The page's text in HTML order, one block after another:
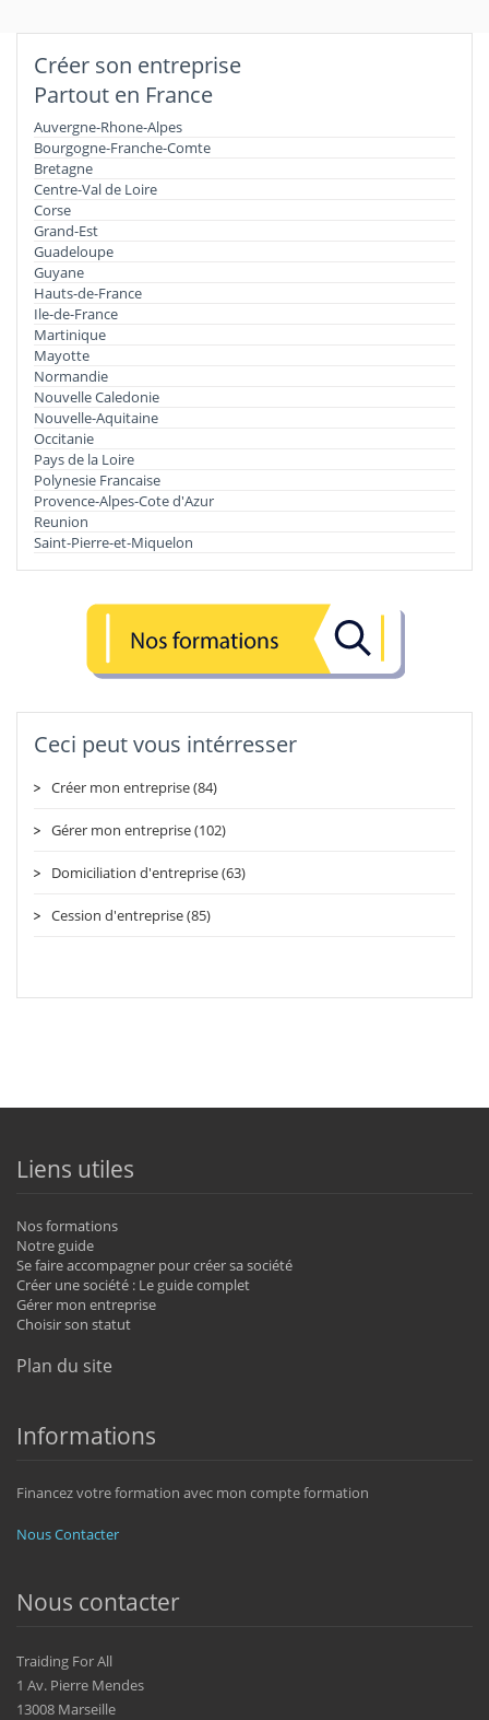
Créer son entreprise
Partout en France
Auvergne-Rhone-Alpes
Bourgogne-Franche-Comte
Bretagne
Centre-Val de Loire
Corse
Grand-Est
Guadeloupe
Guyane
Hauts-de-France
Ile-de-France
Martinique
Mayotte
Normandie
Nouvelle Caledonie
Nouvelle-Aquitaine
Occitanie
Pays de la Loire
Polynesie Francaise
Provence-Alpes-Cote d'Azur
Reunion
Saint-Pierre-et-Miquelon
Ceci peut vous intérresser
Créer mon entreprise (84)
Gérer mon entreprise (102)
Domiciliation d'entreprise (63)
Cession d'entreprise (85)
Liens utiles
Nos formations
Notre guide
Se faire accompagner pour créer sa société
Créer une société : Le guide complet
Gérer mon entreprise
Choisir son statut
Plan du site
Informations
Financez votre formation avec mon compte formation
Nous Contacter
Nous contacter
Traiding For All
1 Av. Pierre Mendes
13008 Marseille